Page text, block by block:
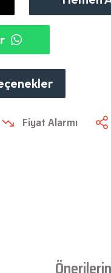
Fiyat Alarmı